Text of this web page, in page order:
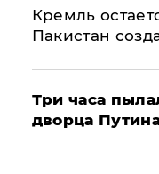
​Кремль
Пакистан
Три часа
дворца